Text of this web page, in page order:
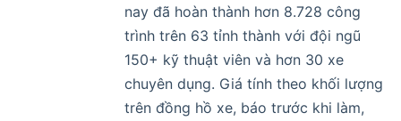
nay đã hoàn thành hơn 8.728 công
trình trên 63 tỉnh thành với đội ngũ
150+ kỹ thuật viên và hơn 30 xe
chuyên dụng. Giá tính theo khối lượng
trên đồng hồ xe, báo trước khi làm,